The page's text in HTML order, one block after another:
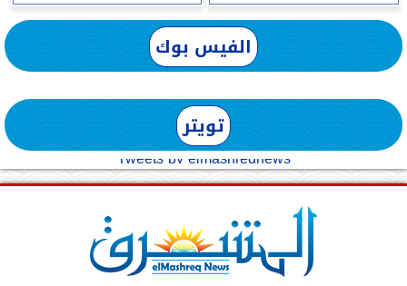
الفيس بوك
تويتر
Tweets by elmashreqnews